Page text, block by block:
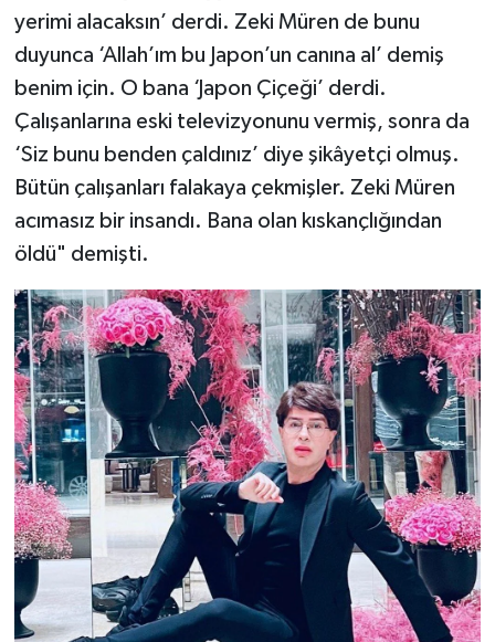
yerimi alacaksın’ derdi. Zeki Müren de bunu
duyunca ‘Allah’ım bu Japon’un canına al’ demiş
benim için. O bana ‘Japon Çiçeği’ derdi.
Çalışanlarına eski televizyonunu vermiş, sonra da
‘Siz bunu benden çaldınız’ diye şikâyetçi olmuş.
Bütün çalışanları falakaya çekmişler. Zeki Müren
acımasız bir insandı. Bana olan kıskançlığından
öldü" demişti.